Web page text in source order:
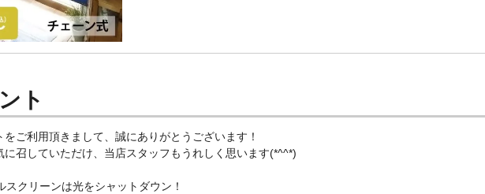
ト
ご利用頂きまして、誠にありがとうございます！
に召していただけ、当店スタッフもうれしく思います(*^^*)
クリーンは光をシャットダウン！